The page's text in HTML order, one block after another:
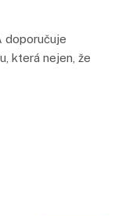
doporučuje
která nejen, že